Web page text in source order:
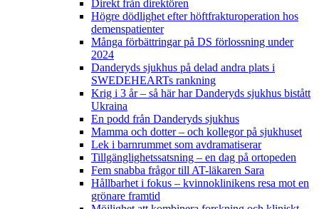
Direkt från direktören
Högre dödlighet efter höftfrakturoperation hos
demenspatienter
Många förbättringar på DS förlossning under
2024
Danderyds sjukhus på delad andra plats i
SWEDEHEARTs rankning
Krig i 3 år – så här har Danderyds sjukhus bistått
Ukraina
En podd från Danderyds sjukhus
Mamma och dotter – och kollegor på sjukhuset
Lek i barnrummet som avdramatiserar
Tillgänglighetssatsning – en dag på ortopeden
Fem snabba frågor till AT-läkaren Sara
Hållbarhet i fokus – kvinnoklinikens resa mot en
grönare framtid